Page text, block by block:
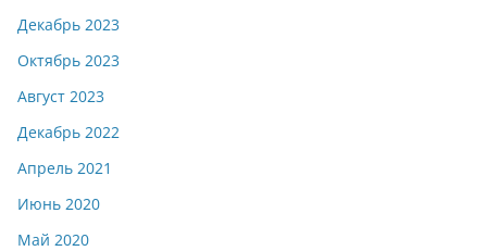
Декабрь 2023
Октябрь 2023
Август 2023
Декабрь 2022
Апрель 2021
Июнь 2020
Май 2020